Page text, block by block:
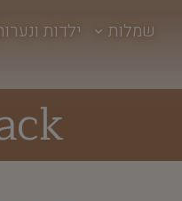
שמלות ילדות